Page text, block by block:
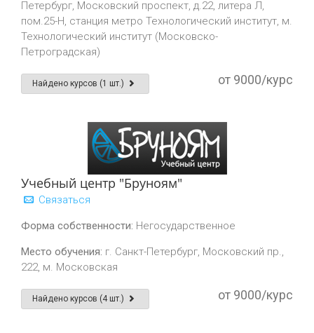
Петербург, Московский проспект, д.22, литера Л,
пом.25-Н, станция метро Технологический институт, м.
Технологический институт (Московско-
Петроградская)
Найдено курсов (1 шт.) от 9000/курс
Учебный центр "Бруноям"
Связаться
Форма собственности: Негосударственное
Место обучения: г. Санкт-Петербург, Московский пр.,
222, м. Московская
Найдено курсов (4 шт.) от 9000/курс